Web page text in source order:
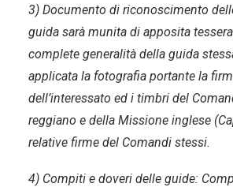
3) Documento di riconoscimento
guida sarà munita di apposita
complete generalità della guida
applicata la fotografia portante la
dell’interessato ed i timbri del
reggiano e della Missione inglese
relative firme del Comandi stessi.
4) Compiti e doveri delle guide: